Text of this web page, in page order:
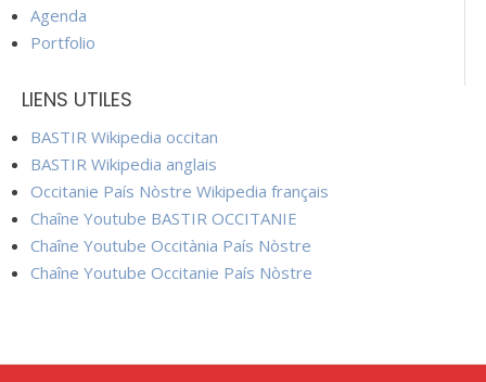
Agenda
Portfolio
LIENS UTILES
BASTIR Wikipedia occitan
BASTIR Wikipedia anglais
Occitanie País Nòstre Wikipedia français
Chaîne Youtube BASTIR OCCITANIE
Chaîne Youtube Occitània País Nòstre
Chaîne Youtube Occitanie País Nòstre